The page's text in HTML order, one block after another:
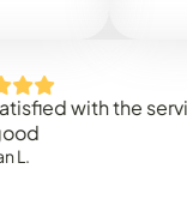
with the service